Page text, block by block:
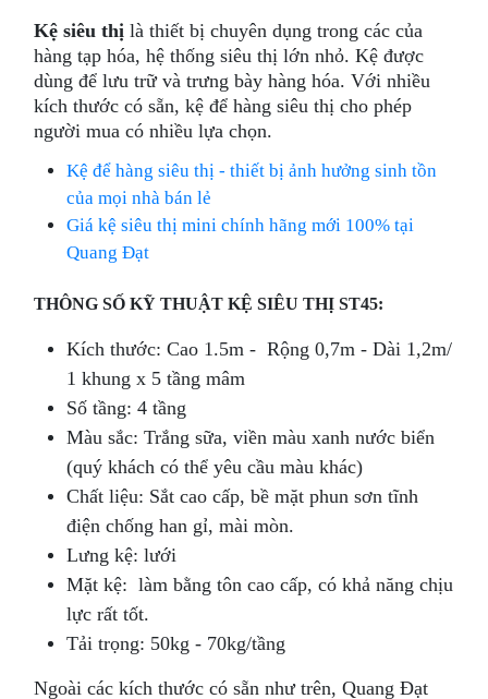
Kệ siêu thịlà thiết bị chuyên dụng trong các của
hàng tạp hóa, hệ thống siêu thị lớn nhỏ. Kệ được
dùng để lưu trữ và trưng bày hàng hóa. Với nhiều
kích thước có sẵn, kệ để hàng siêu thị cho phép
người mua có nhiều lựa chọn.
Kệ để hàng siêu thị - thiết bị ảnh hưởng sinh tồn
của mọi nhà bán lẻ
Giá kệ siêu thị mini chính hãng mới 100% tại
Quang Đạt
THÔNG SỐ KỸ THUẬT KỆ SIÊU THỊ ST45:
Kích thước: Cao 1.5m - Rộng 0,7m - Dài 1,2m/
1 khung x 5 tầng mâm
Số tầng: 4 tầng
Màu sắc: Trắng sữa, viền màu xanh nước biển
(quý khách có thể yêu cầu màu khác)
Chất liệu: Sắt cao cấp, bề mặt phun sơn tĩnh
điện chống han gỉ, mài mòn.
Lưng kệ: lưới
Mặt kệ: làm bằng tôn cao cấp, có khả năng chịu
lực rất tốt.
Tải trọng: 50kg - 70kg/tầng
Ngoài các kích thước có sẵn như trên, Quang Đạt